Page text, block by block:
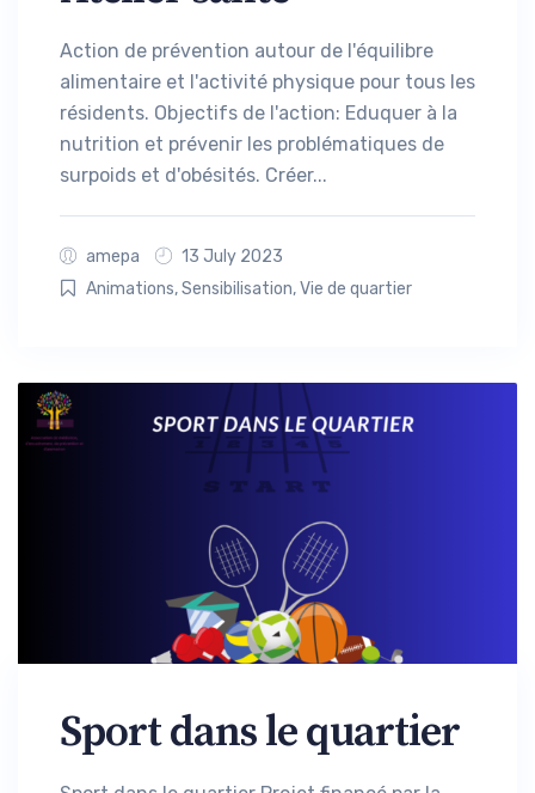
Action de prévention autour de l'équilibre
alimentaire et l'activité physique pour tous les
résidents. Objectifs de l'action: Eduquer à la
nutrition et prévenir les problématiques de
surpoids et d'obésités. Créer...
amepa
13 July 2023
Animations,Sensibilisation,Vie de quartier
Sport dans le quartier